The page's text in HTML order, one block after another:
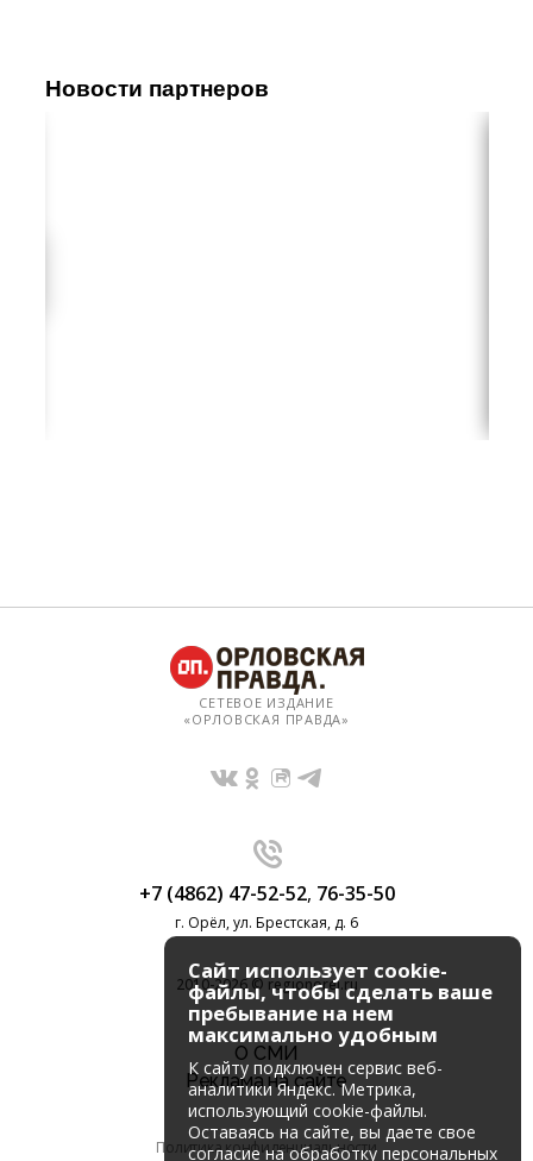
Новости партнеров
СЕТЕВОЕ ИЗДАНИЕ
«ОРЛОВСКАЯ ПРАВДА»
+7 (4862) 47-52-52, 76-35-50
г. Орёл, ул. Брестская, д. 6
2010-2026 © regionorel.ru
О СМИ
Реклама на сайте
Политика конфиденциальности
Сайт использует cookie-
файлы, чтобы сделать ваше
пребывание на нем
максимально удобным
К cайту подключен сервис веб-
аналитики Яндекс. Метрика,
использующий cookie-файлы.
Оставаясь на сайте, вы даете свое
согласие на обработку персональных